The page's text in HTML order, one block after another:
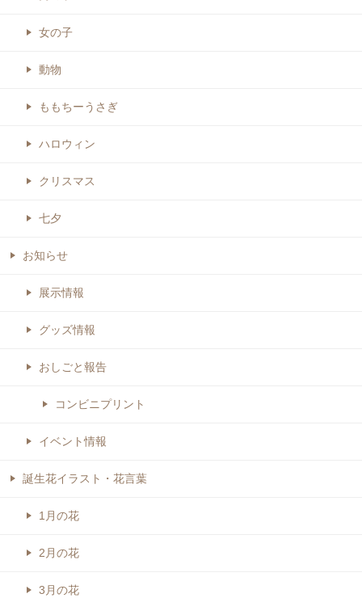
女の子
動物
ももちーうさぎ
ハロウィン
クリスマス
七夕
お知らせ
展示情報
グッズ情報
おしごと報告
コンビニプリント
イベント情報
誕生花イラスト・花言葉
1月の花
2月の花
3月の花